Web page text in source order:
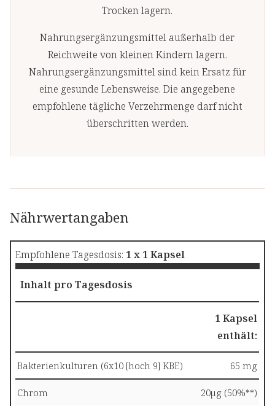
Trocken lagern.
Nahrungsergänzungsmittel außerhalb der
Reichweite von kleinen Kindern lagern.
Nahrungsergänzungsmittel sind kein Ersatz für
eine gesunde Lebensweise. Die angegebene
empfohlene tägliche Verzehrmenge darf nicht
überschritten werden.
Nährwertangaben
Empfohlene Tagesdosis: 1 x 1 Kapsel
Inhalt pro Tagesdosis
1 Kapsel
enthält:
Bakterienkulturen (6x10 [hoch 9] KBE) 65 mg
Chrom 20µg (50%**)